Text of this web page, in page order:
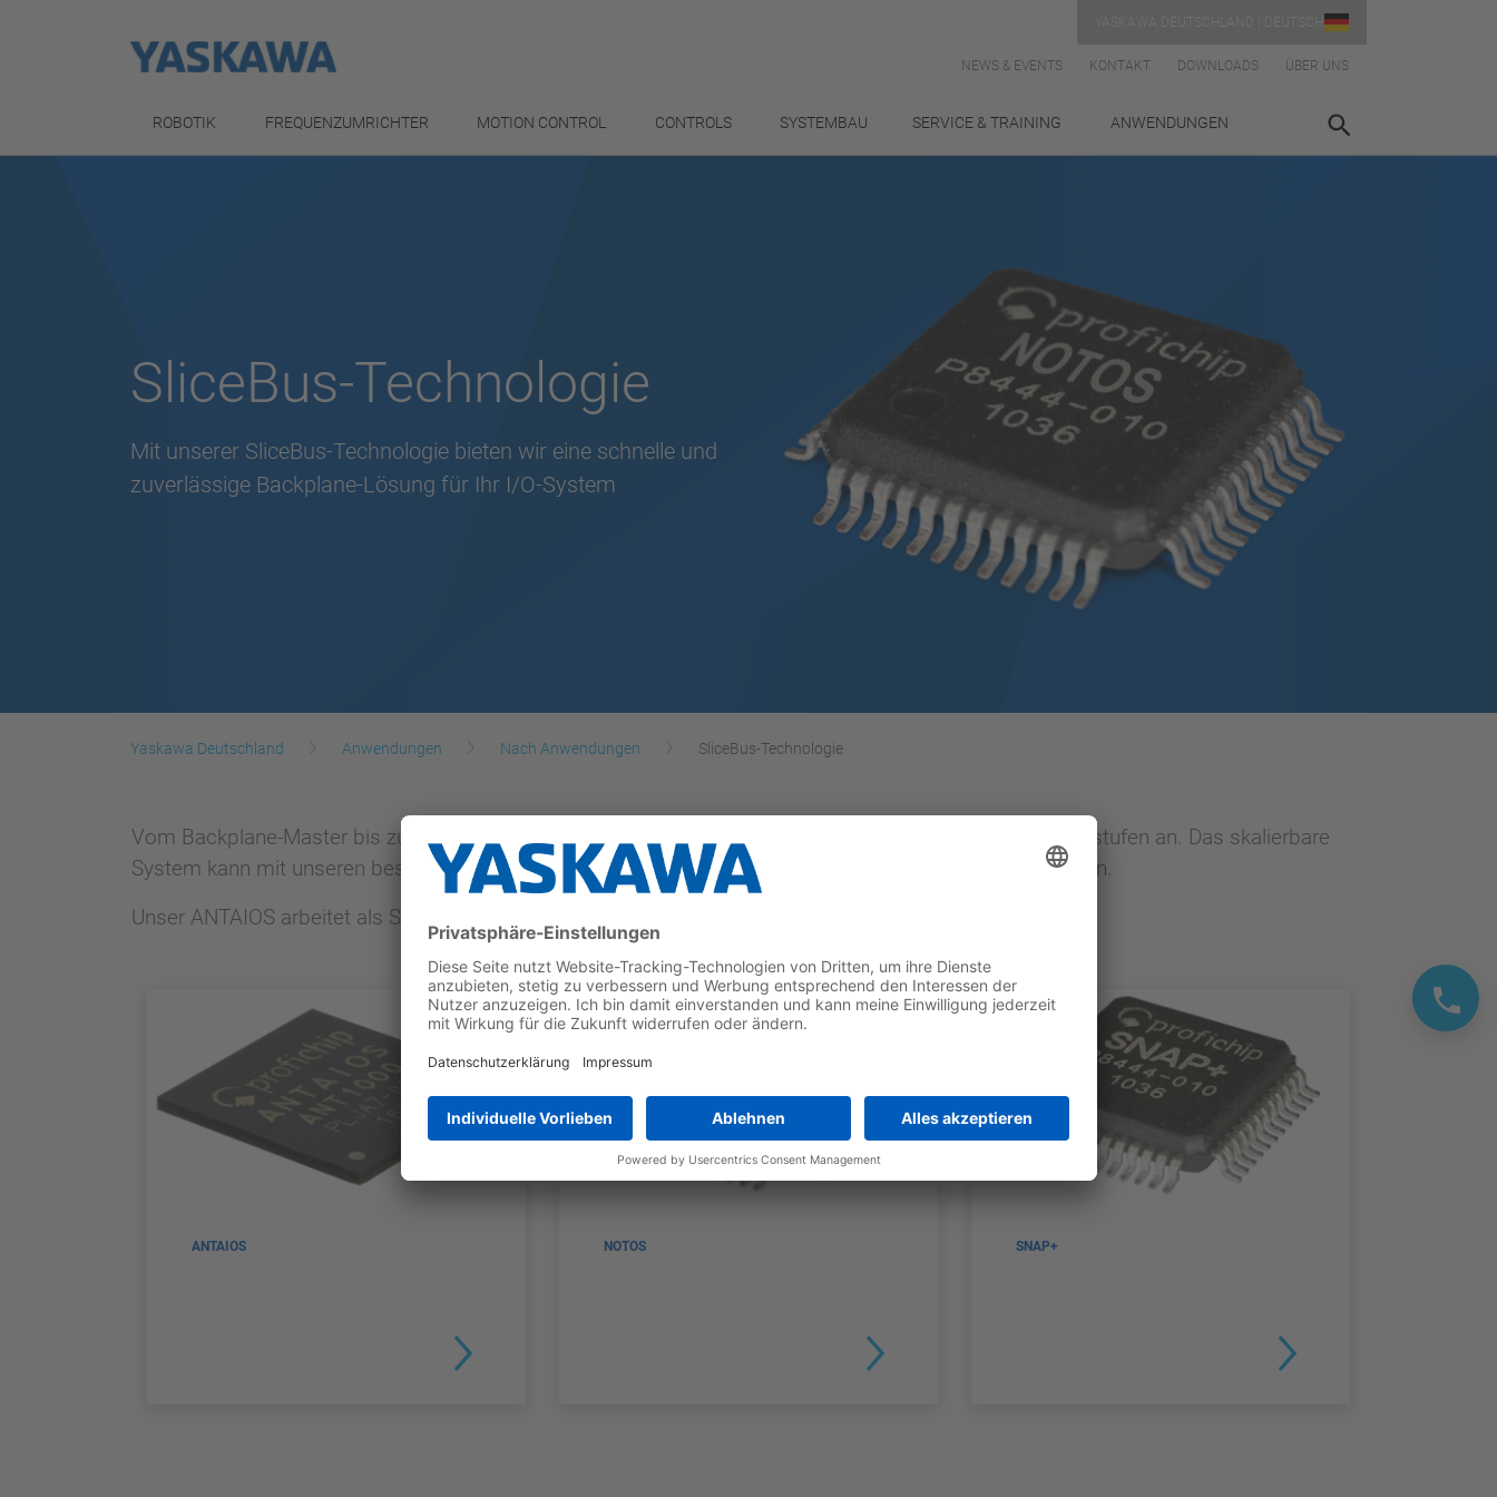
NEWS & EVENTS KONTAKT DOWNLOADS ÜBER UNS
ROBOTIK FREQUENZUMRICHTER MOTION CONTROL CONTROLS SYSTEMBAU SERVICE & TRAINING ANWENDUNGEN
SliceBus-Technologie
Mit unserer SliceBus-Technologie bieten wir eine schnelle und
zuverlässige Backplane-Lösung für Ihr I/O-System
Yaskawa Deutschland Anwendungen Nach Anwendungen SliceBus-Technologie
Vom Backplane-Master bis zum Slave bieten wir ein komplettes System mit mehreren Geschwindigkeitsstufen an. Das skalierbare
System kann mit unseren bestehenden ASICs verwendet oder auch in Ihre FPGA-Lösung integriert werden.
Unser ANTAIOS arbeitet als Slice-Bus-Master für die Slave-Controller NOTOS und SNAP+.
ANTAIOS NOTOS SNAP+